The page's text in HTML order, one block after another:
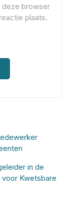
deze browser
plaats.
in de
Kwetsbare